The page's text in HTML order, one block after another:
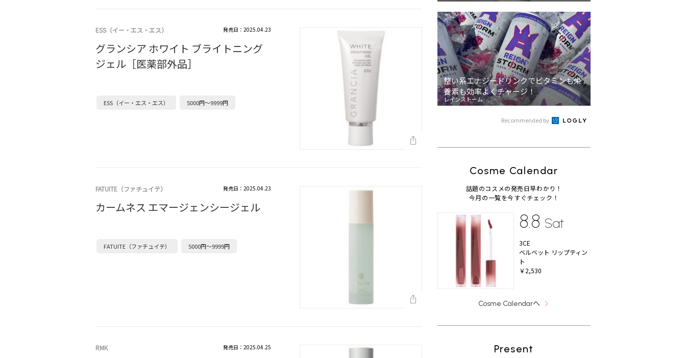
ESS（イー・エス・エス） 発売日：2025.04.23
グランシア ホワイト ブライトニング
ジェル［医薬部外品］
ESS（イー・エス・エス） 5000円～9999円
FATUITE（ファチュイテ） 発売日：2025.04.23
カームネス エマージェンシージェル
FATUITE（ファチュイテ） 5000円～9999円
RMK 発売日：2025.04.25
整い系エナジードリンクでビタミンも栄
養素も効率よくチャージ！
レインストーム
Recommended by
Cosme Calendar
話題のコスメの発売日早わかり！
今月の一覧を今すぐチェック！
8.8 Sat
3CE
ベルベット リップティン
ト
￥2,530
Cosme Calendarへ
Present